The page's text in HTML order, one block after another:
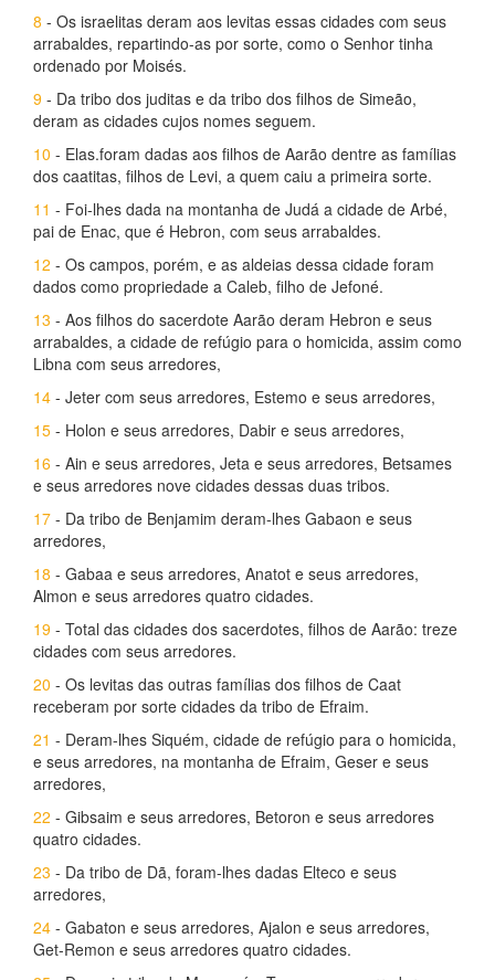
8 - Os israelitas deram aos levitas essas cidades com seus
arrabaldes, repartindo-as por sorte, como o Senhor tinha
ordenado por Moisés.
9 - Da tribo dos juditas e da tribo dos filhos de Simeão,
deram as cidades cujos nomes seguem.
10 - Elas.foram dadas aos filhos de Aarão dentre as famílias
dos caatitas, filhos de Levi, a quem caiu a primeira sorte.
11 - Foi-lhes dada na montanha de Judá a cidade de Arbé,
pai de Enac, que é Hebron, com seus arrabaldes.
12 - Os campos, porém, e as aldeias dessa cidade foram
dados como propriedade a Caleb, filho de Jefoné.
13 - Aos filhos do sacerdote Aarão deram Hebron e seus
arrabaldes, a cidade de refúgio para o homicida, assim como
Libna com seus arredores,
14 - Jeter com seus arredores, Estemo e seus arredores,
15 - Holon e seus arredores, Dabir e seus arredores,
16 - Ain e seus arredores, Jeta e seus arredores, Betsames
e seus arredores nove cidades dessas duas tribos.
17 - Da tribo de Benjamim deram-lhes Gabaon e seus
arredores,
18 - Gabaa e seus arredores, Anatot e seus arredores,
Almon e seus arredores quatro cidades.
19 - Total das cidades dos sacerdotes, filhos de Aarão: treze
cidades com seus arredores.
20 - Os levitas das outras famílias dos filhos de Caat
receberam por sorte cidades da tribo de Efraim.
21 - Deram-lhes Siquém, cidade de refúgio para o homicida,
e seus arredores, na montanha de Efraim, Geser e seus
arredores,
22 - Gibsaim e seus arredores, Betoron e seus arredores
quatro cidades.
23 - Da tribo de Dã, foram-lhes dadas Elteco e seus
arredores,
24 - Gabaton e seus arredores, Ajalon e seus arredores,
Get-Remon e seus arredores quatro cidades.